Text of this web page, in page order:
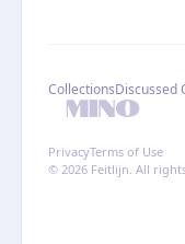
CollectionsDiscussed
PrivacyTerms of Use
© 2026 Feitlijn. All